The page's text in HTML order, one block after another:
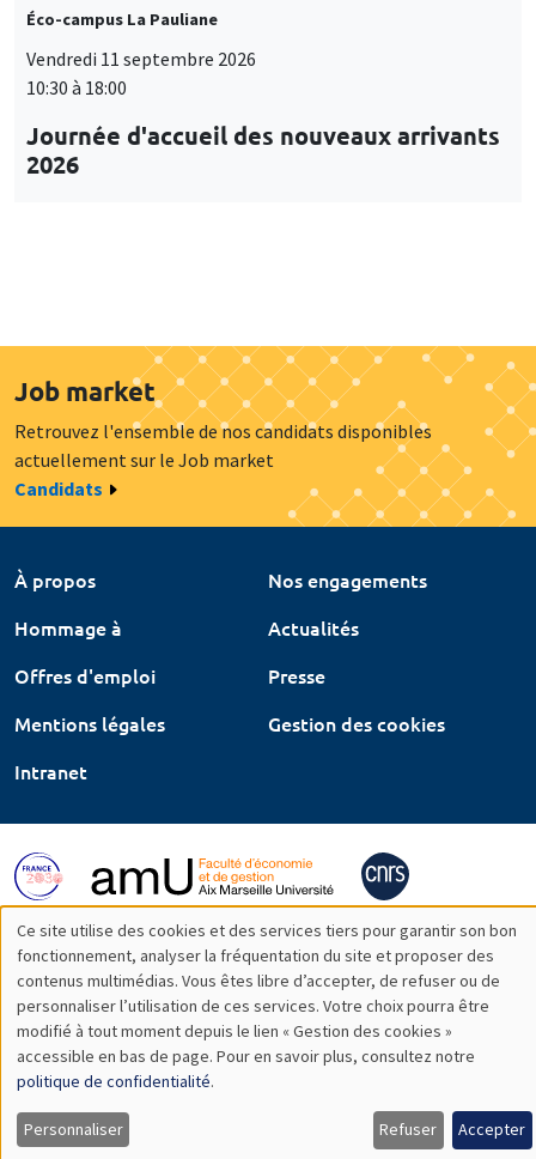
Éco-campus La Pauliane
Vendredi 11 septembre 2026
10:30 à 18:00
Journée d'accueil des nouveaux arrivants
2026
Job market
Retrouvez l'ensemble de nos candidats disponibles
actuellement sur le Job market
Candidats
À propos
Nos engagements
Hommage à
Actualités
Offres d'emploi
Presse
Mentions légales
Gestion des cookies
Intranet
Utilisation
des
données
personnelles
et
Ce site utilise des cookies et des services tiers pour garantir son bon
fonctionnement, analyser la fréquentation du site et proposer des
contenus multimédias. Vous êtes libre d’accepter, de refuser ou de
personnaliser l’utilisation de ces services. Votre choix pourra être
modifié à tout moment depuis le lien « Gestion des cookies »
accessible en bas de page. Pour en savoir plus, consultez notre
politique de confidentialité.
Personnaliser Refuser Accepter